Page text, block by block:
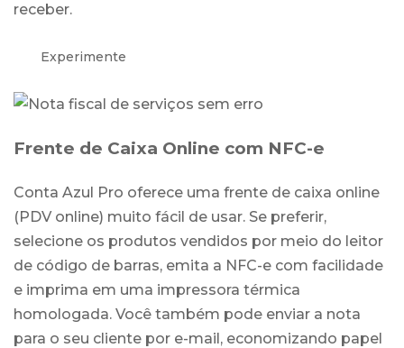
receber.
Experimente
Frente de Caixa Online com NFC-e
Conta Azul Pro oferece uma frente de caixa online
(PDV online) muito fácil de usar. Se preferir,
selecione os produtos vendidos por meio do leitor
de código de barras, emita a NFC-e com facilidade
e imprima em uma impressora térmica
homologada. Você também pode enviar a nota
para o seu cliente por e-mail, economizando papel